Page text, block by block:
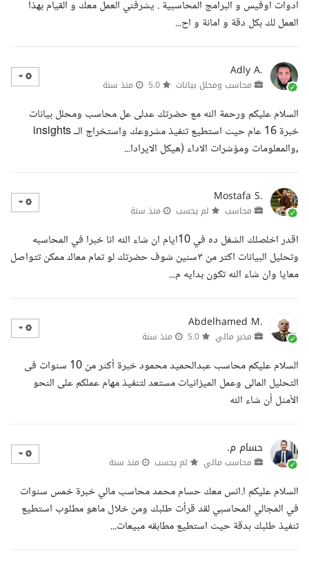
ادوات اوفيس و البرامج المحاسبية . يشرفني العمل معك و القيام بهذا
العمل لك بكل دقة و امانة و اح...
Adly A.
محاسب ومحلل بيانات منذ سنة
السلام عليكم ورحمة الله مع حضرتك عدلى عل محاسب ومحلل بيانات
خبرة 16 عام حيث استطيع تنفيذ مشروعك واستخراج الــ insights
,والمعلومات ومؤشرات الاداء (هيكل الايرادا...
Mostafa S.
محاسب لم يحسب منذ سنة
اقدر اخلصلك الشغل ده في 10ايام ان شاء الله انا خبرا في المحاسبه
وتحليل البيانات اكتر من ٣سنين شوف حضرتك لو تمام معاك ممكن تتواصل
معايا وان شاء الله تكون بدايه م...
Abdelhamed M.
مدير مالي منذ سنة
السلام عليكم محاسب عبدالحميد محمود خبرة أكثر من 10 سنوات فى
التحليل المالى وعمل الميزانيات مستعد لتنفيذ مهام عملكم على النحو
الأمثل أن شاء الله
حسام م.
محاسب مالي لم يحسب منذ سنة
السلام عليكم ا.انس معك حسام محمد محاسب مالي خبرة خمس سنوات
في المجالي المحاسبي لقد قرأت طلبك ومن خلال ماهو مطلوب استطيع
تنفيذ طلبك بدقة حيث استطيع مطابقه مبيعات...